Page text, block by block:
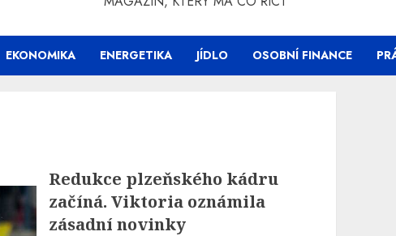
EKONOMIKA ENERGETIKA JÍDLO OSOBNÍ FINANCE
Redukce plzeňského kádru
začíná. Viktoria oznámila
zásadní novinky